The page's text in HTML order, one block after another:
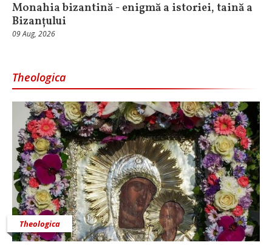
Monahia bizantină - enigmă a istoriei, taină a
Bizanțului
09 Aug, 2026
Theologica
Theologica